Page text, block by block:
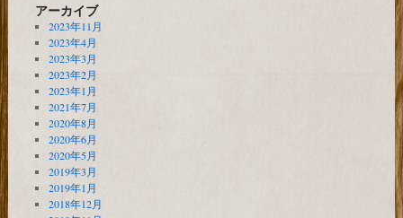
アーカイブ
2023年11月
2023年4月
2023年3月
2023年2月
2023年1月
2021年7月
2020年8月
2020年6月
2020年5月
2019年3月
2019年1月
2018年12月